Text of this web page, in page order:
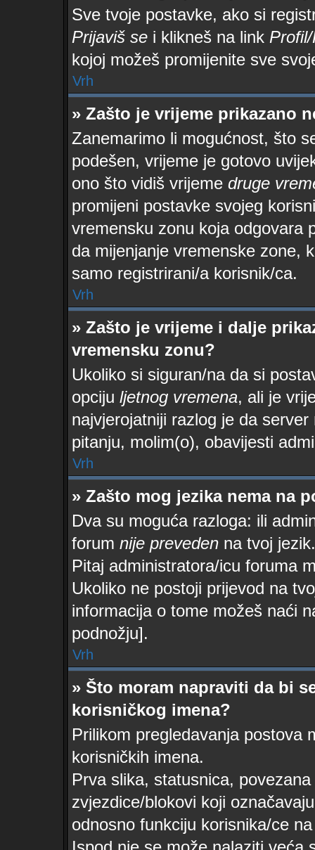
Sve tvoje postavke, ako si
Prijaviš se i klikneš na link
kojoj možeš promijenite sve
Vrh
» Zašto je vrijeme prikazano
Zanemarimo li mogućnost, što
podešen, vrijeme je gotovo
ono što vidiš vrijeme druge
promijeni postavke svojeg
vremensku zonu koja odgovara
da mijenjanje vremenske zone,
samo registrirani/a korisnik/ca.
Vrh
» Zašto je vrijeme i dalje
vremensku zonu?
Ukoliko si siguran/na da si
opciju ljetnog vremena, ali je
najvjerojatniji razlog je da
pitanju, molim(o), obavijesti
Vrh
» Zašto mog jezika nema na
Dva su moguća razloga: ili
forum nije preveden na tvoj jezik.
Pitaj administratora/icu foruma
Ukoliko ne postoji prijevod na
informacija o tome možeš naći
podnožju].
Vrh
» Što moram napraviti da bi
korisničkog imena?
Prilikom pregledavanja postova
korisničkih imena.
Prva slika, statusnica,
zvjezdice/blokovi koji
odnosno funkciju korisnika/ce